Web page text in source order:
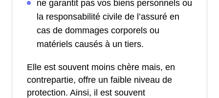
ne garantit pas vos biens personnels ou
la responsabilité civile de l’assuré en
cas de dommages corporels ou
matériels causés à un tiers.
Elle est souvent moins chère mais, en
contrepartie, offre un faible niveau de
protection. Ainsi, il est souvent